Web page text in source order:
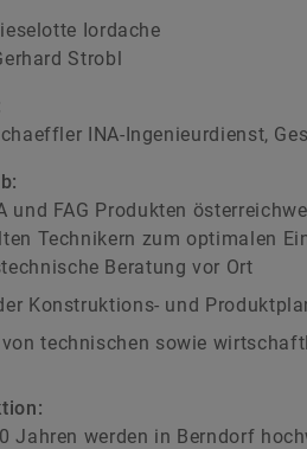
Iordache
Strobl
INA-Ingenieurdienst,
und FAG Produkten
Technikern zum optimalen
Beratung vor Ort
Konstruktions- und
technischen sowie
Jahren werden in Berndorf